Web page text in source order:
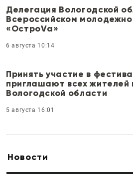
Делегация Вологодской
Всероссийском
«ОстроVа»
6 августа 10:14
Принять участие в
приглашают всех жителей
Вологодской области
5 августа 16:01
Новости